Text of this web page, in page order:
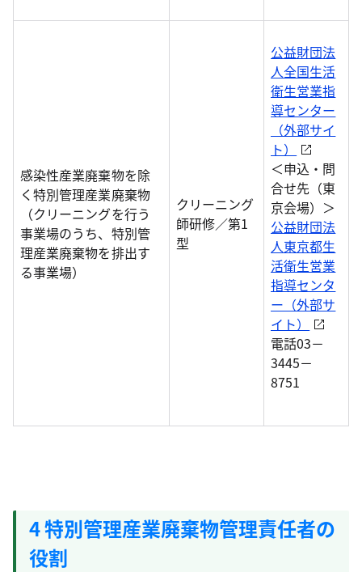
感染性産業廃棄物を除
く特別管理産業廃棄物
（クリーニングを行う
事業場のうち、特別管
理産業廃棄物を排出す
る事業場）
クリーニング
師研修／第1
型
公益財団法
人全国生活
衛生営業指
導センター
（外部サイ
ト）
＜申込・問
合せ先（東
京会場）＞
公益財団法
人東京都生
活衛生営業
指導センタ
ー（外部サ
イト）
電話03－
3445－
8751
4 特別管理産業廃棄物管理責任者の
役割